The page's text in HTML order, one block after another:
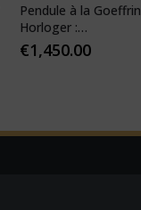
Pendule à la Goeffrin
Horloger :
Desfontaines 1850
€1,450.00